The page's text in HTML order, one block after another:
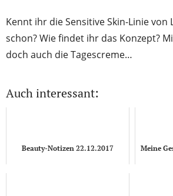
Kennt ihr die Sensitive Skin-Linie von
schon? Wie findet ihr das Konzept?
doch auch die Tagescreme…
Auch interessant:
Beauty-Notizen 22.12.2017 Meine